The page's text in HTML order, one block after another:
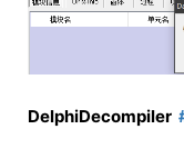
DelphiDecompiler